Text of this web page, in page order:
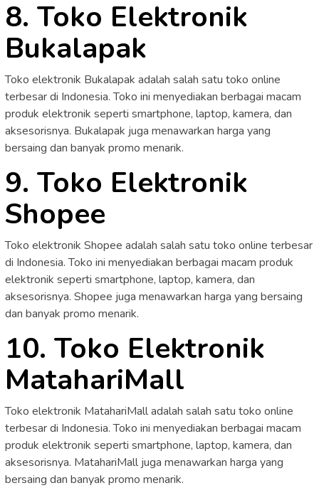
8. Toko Elektronik
Bukalapak
Toko elektronik Bukalapak adalah salah satu toko online
terbesar di Indonesia. Toko ini menyediakan berbagai macam
produk elektronik seperti smartphone, laptop, kamera, dan
aksesorisnya. Bukalapak juga menawarkan harga yang
bersaing dan banyak promo menarik.
9. Toko Elektronik
Shopee
Toko elektronik Shopee adalah salah satu toko online terbesar
di Indonesia. Toko ini menyediakan berbagai macam produk
elektronik seperti smartphone, laptop, kamera, dan
aksesorisnya. Shopee juga menawarkan harga yang bersaing
dan banyak promo menarik.
10. Toko Elektronik
MatahariMall
Toko elektronik MatahariMall adalah salah satu toko online
terbesar di Indonesia. Toko ini menyediakan berbagai macam
produk elektronik seperti smartphone, laptop, kamera, dan
aksesorisnya. MatahariMall juga menawarkan harga yang
bersaing dan banyak promo menarik.